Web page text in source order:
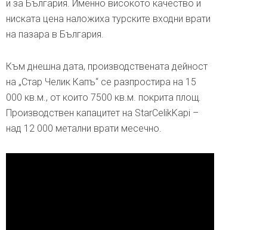
и за България. Именно високото качество и
ниската цена наложиха турските входни врати
на пазара в България.
Към днешна дата, производствената дейност
на „Стар Челик Капъ“ се разпростира на 15
000 кв.м., от които 7500 кв.м. покрита площ.
Производствен капацитет на StarCelikKapi –
над 12 000 метални врати месечно.